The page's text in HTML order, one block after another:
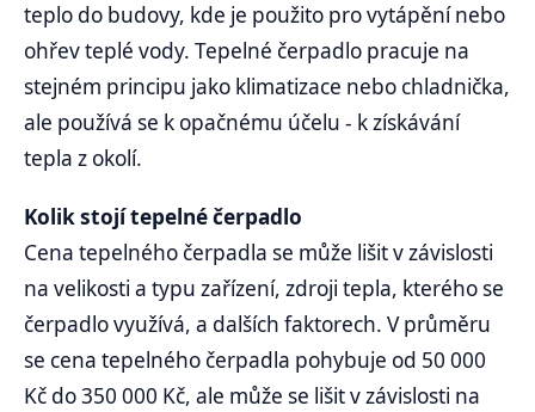
teplo do budovy, kde je použito pro vytápění nebo
ohřev teplé vody. Tepelné čerpadlo pracuje na
stejném principu jako klimatizace nebo chladnička,
ale používá se k opačnému účelu - k získávání
tepla z okolí.
Kolik stojí tepelné čerpadlo
Cena tepelného čerpadla se může lišit v závislosti
na velikosti a typu zařízení, zdroji tepla, kterého se
čerpadlo využívá, a dalších faktorech. V průměru
se cena tepelného čerpadla pohybuje od 50 000
Kč do 350 000 Kč, ale může se lišit v závislosti na